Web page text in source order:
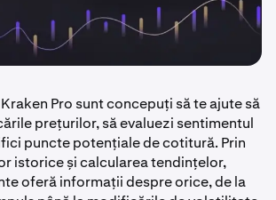
Pro sunt concepuți să te ajute să
prețurilor, să evaluezi sentimentul
puncte potențiale de cotitură. Prin
istorice și calcularea tendințelor,
oferă informații despre orice, de la